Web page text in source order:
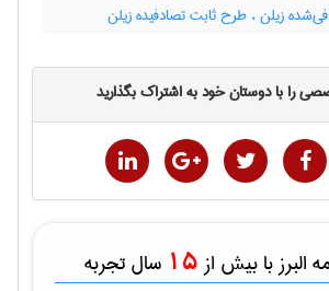
زیلن ، طرح ثابت تصادفیده زیلن
را با دوستان خود به اشتراک بگذارید
با بیش از 15 سال تجربه